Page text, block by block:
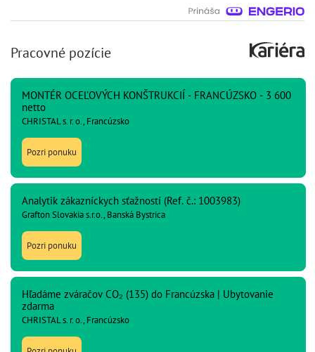
Pracovné pozície
MONTÉR OCEĽOVÝCH KONŠTRUKCIÍ - FRANCÚZSKO - 3 600
netto
CHRISTAL s. r. o., Francúzsko
Pozri ponuku
Analytik zákazníckych sťažností (Ref. č.: 1003983)
Grafton Slovakia s.r.o., Banská Bystrica
Pozri ponuku
Hľadáme zváračov CO₂ (135) do Francúzska | Ubytovanie
zdarma
CHRISTAL s. r. o., Francúzsko